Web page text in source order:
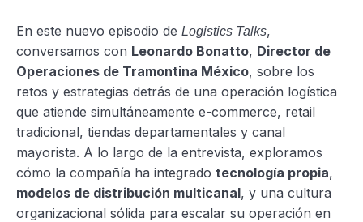
En este nuevo episodio de Logistics Talks,
conversamos con Leonardo Bonatto, Director de
Operaciones de Tramontina México, sobre los
retos y estrategias detrás de una operación logística
que atiende simultáneamente e-commerce, retail
tradicional, tiendas departamentales y canal
mayorista. A lo largo de la entrevista, exploramos
cómo la compañía ha integrado tecnología propia,
modelos de distribución multicanal, y una cultura
organizacional sólida para escalar su operación en